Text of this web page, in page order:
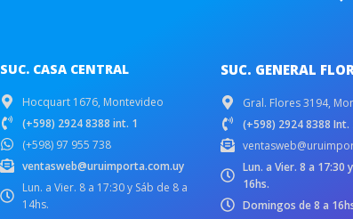
SUC. CASA CENTRAL
Hocquart 1676, Montevideo
(+598) 2924 8388 int. 1
(+598) 97 955 738
ventasweb@uruimporta.com.uy
Lun. a Vier. 8 a 17:30 y Sáb de 8 a
14hs.
SUC. GENERAL
Gral. Flores 3194,
(+598) 2924 8388 Int.
Lun. a Vier. 8 a 17:30
16hs.
Domingos de 8 a